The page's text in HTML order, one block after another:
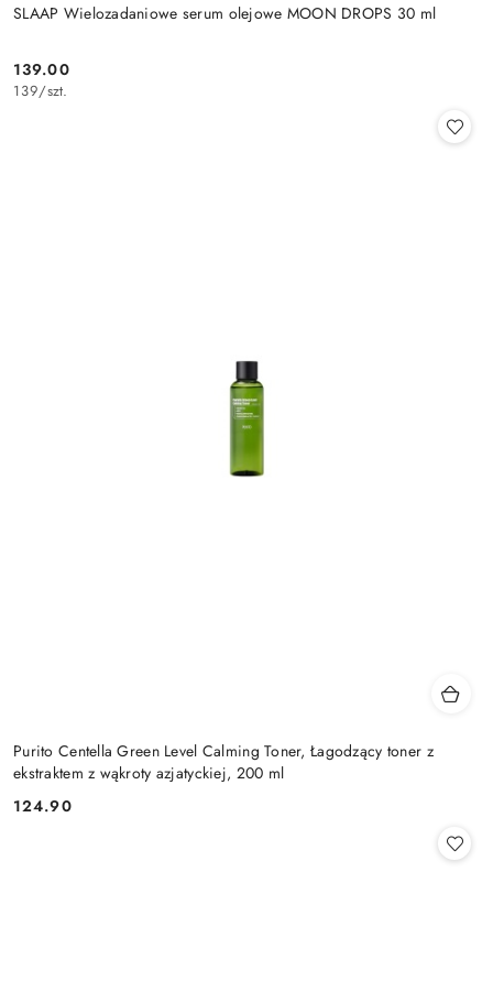
SLAAP Wielozadaniowe serum olejowe MOON DROPS 30 ml
Cena:
139.00
139/szt.
Purito Centella Green Level Calming Toner, Łagodzący toner z
ekstraktem z wąkroty azjatyckiej, 200 ml
Cena:
124.90